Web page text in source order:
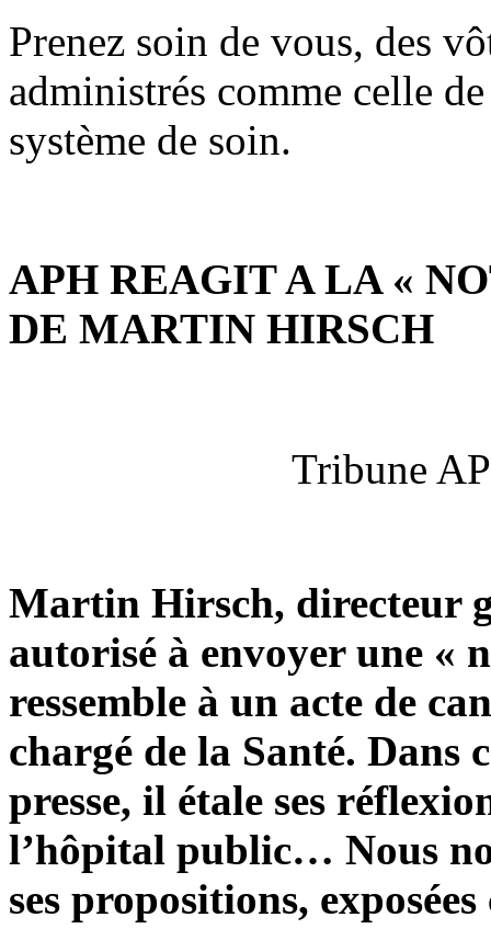
Prenez soin de vous, des
administrés comme celle
système de soin.
APH REAGIT A LA «
DE MARTIN HIRSCH
Tribune
Martin Hirsch, directeur
autorisé à envoyer une «
ressemble à un acte de
chargé de la Santé. Dans
presse, il étale ses
l’hôpital public… Nous
ses propositions,